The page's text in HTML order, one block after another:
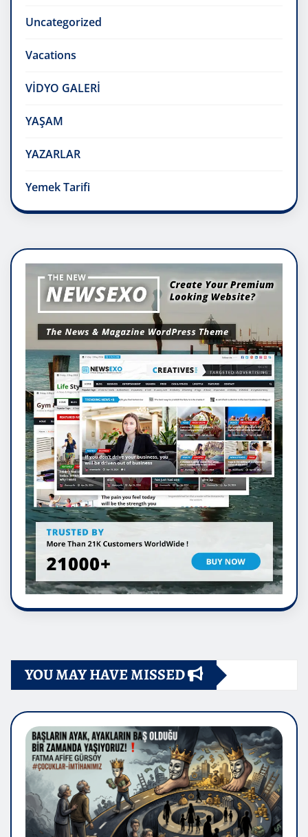
Uncategorized
Vacations
VİDYO GALERİ
YAŞAM
YAZARLAR
Yemek Tarifi
YOU MAY HAVE MISSED